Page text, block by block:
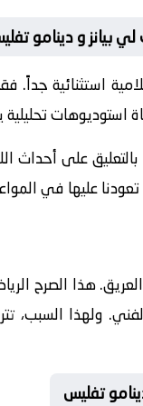
بيانز و دينامو
استثنائية
استوديوهات تحليلية
بالتعليق على أحداث
عليها في
العريق. هذا الصرح
الفني. ولهذا
تفليس